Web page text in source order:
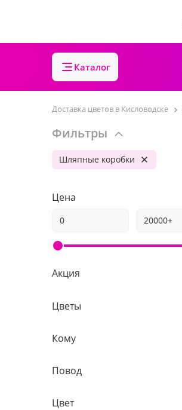
Каталог
Доставка цветов в Кисловодске
Фильтры
Шляпные коробки
Цена
Акция
Цветы
Кому
Повод
Цвет